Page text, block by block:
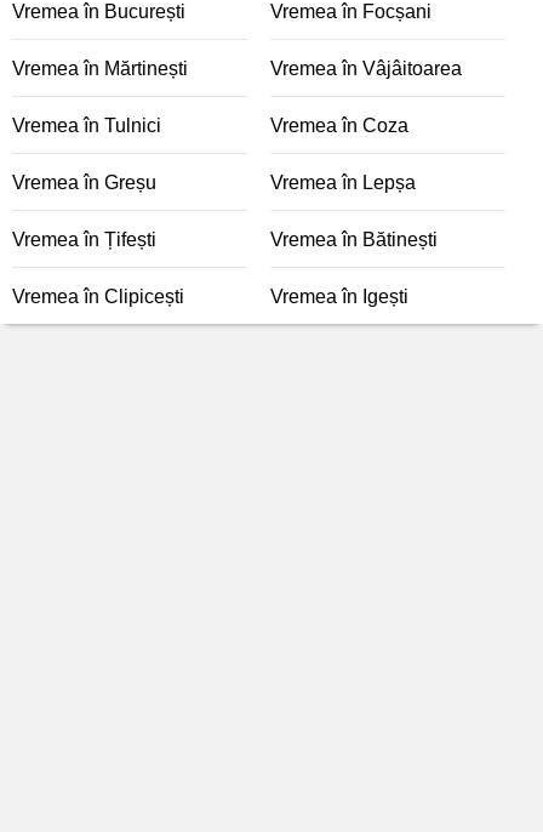
Vremea în București Vremea în Focșani
Vremea în Mărtinești Vremea în Vâjâitoarea
Vremea în Tulnici Vremea în Coza
Vremea în Greșu Vremea în Lepșa
Vremea în Țifești Vremea în Bătinești
Vremea în Clipicești Vremea în Igești